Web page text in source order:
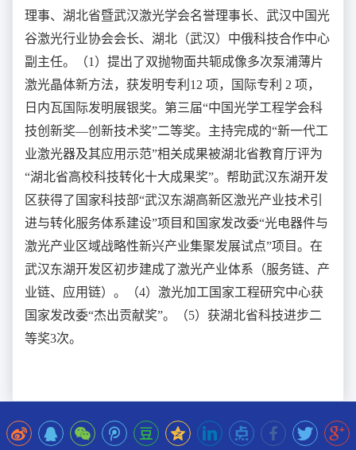
理事、湖北省暨武汉激光学会名誉理事长、武汉中国光
谷激光行业协会会长、湖北（武汉）中俄科技合作中心
副主任。（1）提出了双抛物面共轭成像多次泵浦薄片
激光晶体新方法，获发明专利12 项，国际专利 2 项，
日内瓦国际发明展银奖。第三届“中国光学工程学会科
技创新奖—创新技术奖”二等奖。主持完成的“新一代工
业激光器及其应用示范”相关成果被湖北省教育厅评为
“湖北省高校科技转化十大成果奖”。帮助武汉东湖开发
区获得了国家科技部“武汉东湖高新区激光产业技术引
进与转化服务体系建设”项目和国家发改委“光电器件与
激光产业区域战略性新兴产业集聚发展试点”项目。在
武汉东湖开发区初步建成了激光产业体系（服务链、产
业链、应用链）。（4）激光加工国家工程研究中心获
国家发改委“杰出贡献奖”。（5）获湖北省科技进步二
等奖3次。